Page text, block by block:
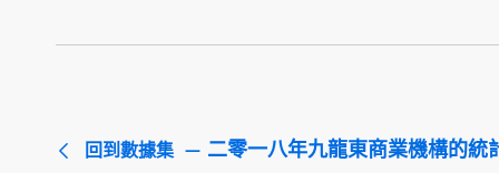
回到數據集 二零一八年九龍東商業機構的統